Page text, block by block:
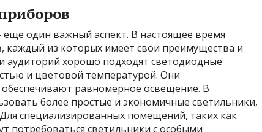
один важный аспект. В настоящее время
каждый из которых имеет свои преимущества и
аудиторий хорошо подходят светодиодные
и цветовой температурой. Они
равномерное освещение. В
более простые и экономичные светильники,
специализированных помещений, таких как
потребоваться светильники с особыми